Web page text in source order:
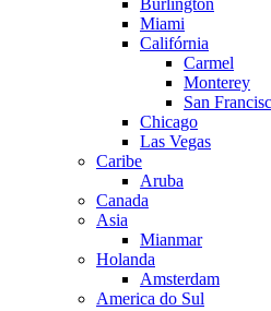
Burlington
Miami
Califórnia
Carmel
Monterey
San
Chicago
Las Vegas
Caribe
Aruba
Canada
Asia
Mianmar
Holanda
Amsterdam
America do Sul